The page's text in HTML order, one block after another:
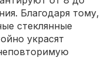
Благодаря тому,
стеклянные
украсят